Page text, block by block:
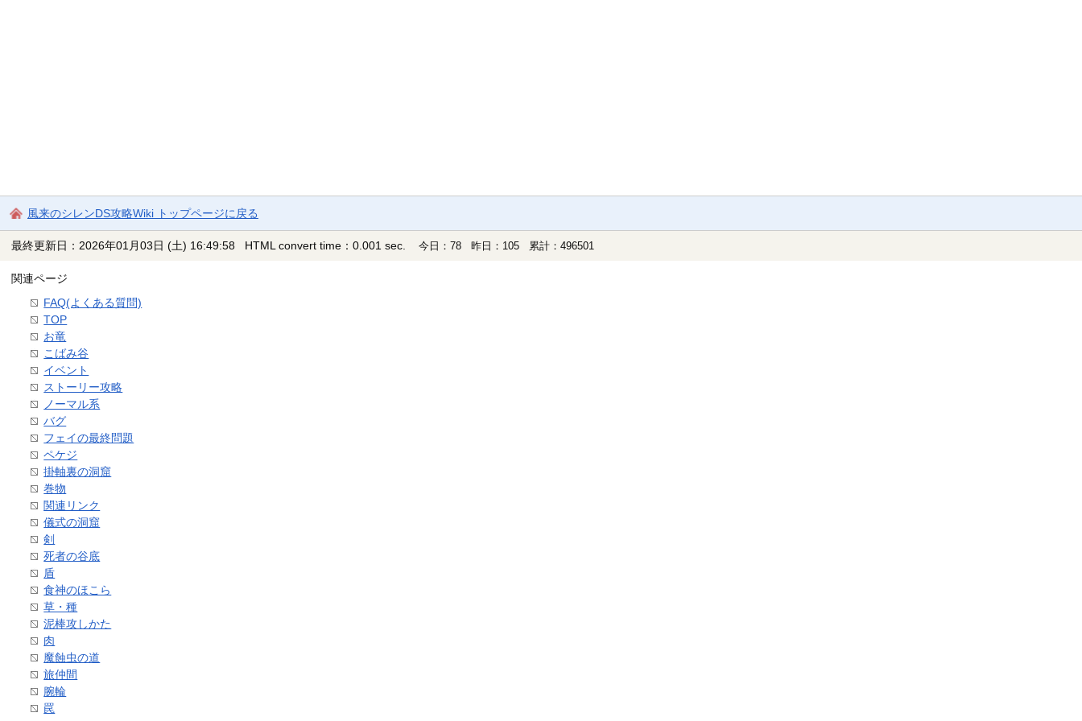
風来のシレンDS攻略Wiki トップページに戻る
最終更新日：2026年01月03日 (土) 16:49:58 HTML convert time：0.001 sec. 今日：78 昨日：105 累計：496501
関連ページ
FAQ(よくある質問)
TOP
お竜
こばみ谷
イベント
ストーリー攻略
ノーマル系
バグ
フェイの最終問題
ペケジ
掛軸裏の洞窟
巻物
関連リンク
儀式の洞窟
剣
死者の谷底
盾
食神のほこら
草・種
泥棒攻しかた
肉
魔蝕虫の道
旅仲間
腕輪
罠